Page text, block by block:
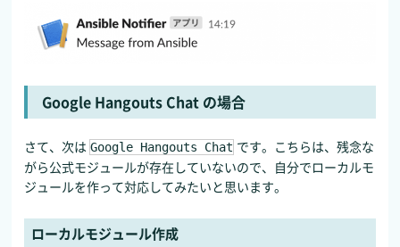
Google Hangouts Chat の場合
さて、次は Google Hangouts Chat です。こちらは、残念な
がら公式モジュールが存在していないので、自分でローカルモ
ジュールを作って対応してみたいと思います。
ローカルモジュール作成